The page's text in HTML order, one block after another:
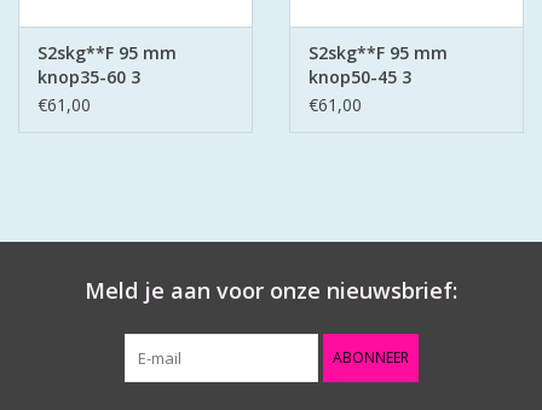
S2skg**F 95 mm
knop35-60 3
keersleutels
€61,00
S2skg**F 95 mm
knop50-45 3
keersleutels
€61,00
Meld je aan voor onze nieuwsbrief:
ABONNEER